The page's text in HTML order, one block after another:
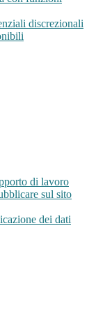
discrezionali
di lavoro
sul sito
dei dati